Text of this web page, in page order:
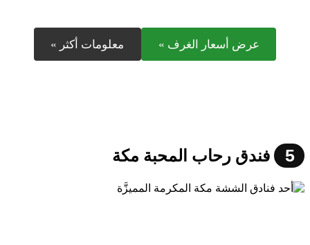
عرض أسعار الغرف » معلومات أكثر »
5 فندق رحاب المحبة مكة